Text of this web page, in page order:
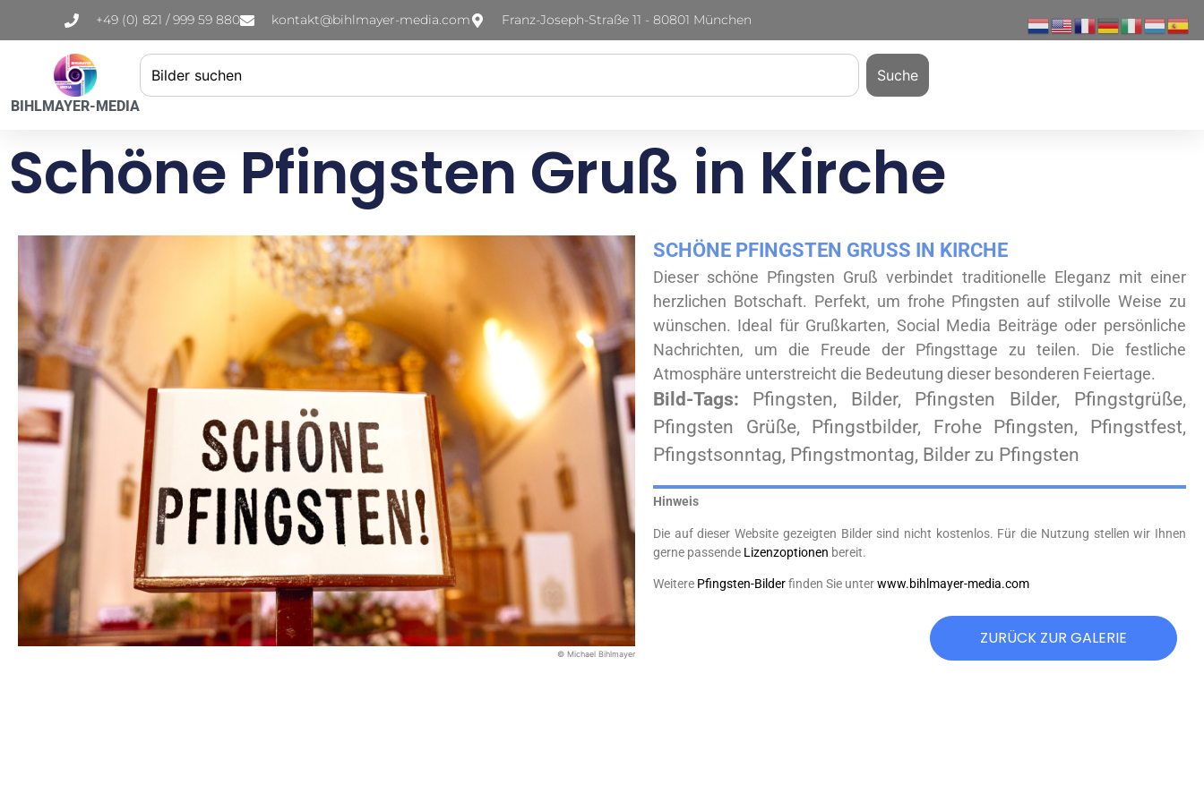
+49 (0) 821 / 999 59 880 kontakt@bihlmayer-media.com Franz-Joseph-Straße 11 - 80801 München
BIHLMAYER-MEDIA
Suche
Schöne Pfingsten Gruß in Kirche
© Michael Bihlmayer
SCHÖNE PFINGSTEN GRUSS IN KIRCHE
Dieser schöne Pfingsten Gruß verbindet traditionelle Eleganz mit einer
herzlichen Botschaft. Perfekt, um frohe Pfingsten auf stilvolle Weise zu
wünschen. Ideal für Grußkarten, Social Media Beiträge oder persönliche
Nachrichten, um die Freude der Pfingsttage zu teilen. Die festliche
Atmosphäre unterstreicht die Bedeutung dieser besonderen Feiertage.
Bild-Tags: Pfingsten, Bilder, Pfingsten Bilder, Pfingstgrüße,
Pfingsten Grüße, Pfingstbilder, Frohe Pfingsten, Pfingstfest,
Pfingstsonntag, Pfingstmontag, Bilder zu Pfingsten
Hinweis
Die auf dieser Website gezeigten Bilder sind nicht kostenlos. Für die Nutzung stellen wir Ihnen
gerne passende Lizenzoptionen bereit.
Weitere Pfingsten-Bilderfinden Sie unterwww.bihlmayer-media.com
ZURÜCK ZUR GALERIE